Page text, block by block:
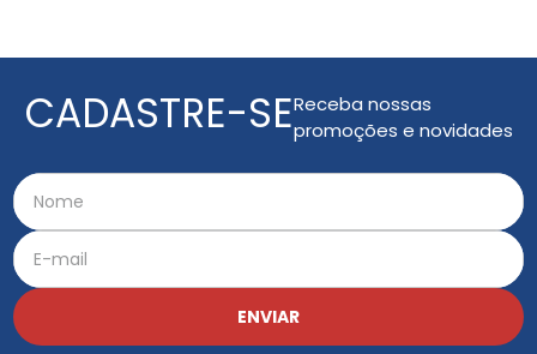
CADASTRE-SEReceba nossas
promoções e novidades
ENVIAR